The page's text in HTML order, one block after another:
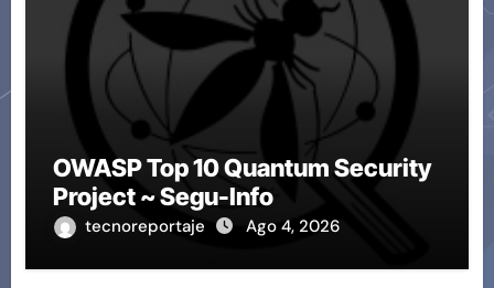
OWASP Top 10 Quantum Security
Project ~ Segu-Info
tecnoreportaje Ago 4, 2026